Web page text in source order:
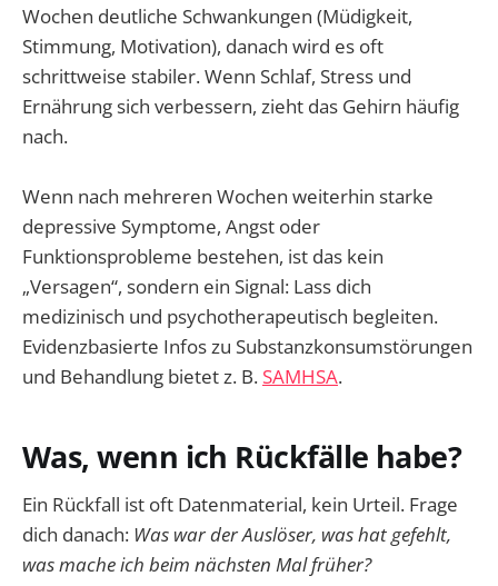
Wochen deutliche Schwankungen (Müdigkeit,
Stimmung, Motivation), danach wird es oft
schrittweise stabiler. Wenn Schlaf, Stress und
Ernährung sich verbessern, zieht das Gehirn häufig
nach.
Wenn nach mehreren Wochen weiterhin starke
depressive Symptome, Angst oder
Funktionsprobleme bestehen, ist das kein
„Versagen“, sondern ein Signal: Lass dich
medizinisch und psychotherapeutisch begleiten.
Evidenzbasierte Infos zu Substanzkonsumstörungen
und Behandlung bietet z. B. SAMHSA.
Was, wenn ich Rückfälle habe?
Ein Rückfall ist oft Datenmaterial, kein Urteil. Frage
dich danach: Was war der Auslöser, was hat gefehlt,
was mache ich beim nächsten Mal früher?